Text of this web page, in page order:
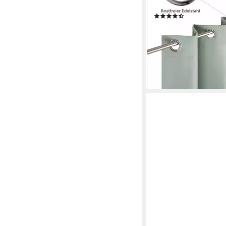
(2 St), Ösen,
UVP34,99
-17%
lieferbar - in 2-3